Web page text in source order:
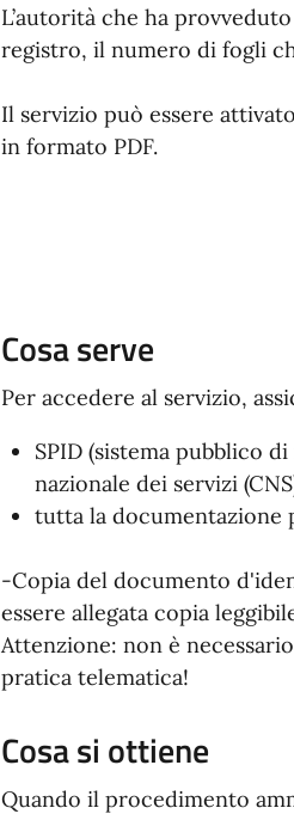
L’autorità che ha
registro, il numero di fogli
Il servizio può essere
in formato PDF.
Cosa serve
Per accedere al servizio,
SPID (sistema pubblico
nazionale dei servizi
tutta la documentazione
-Copia del documento
essere allegata copia
Attenzione: non è
pratica telematica!
Cosa si ottiene
Quando il procedimento